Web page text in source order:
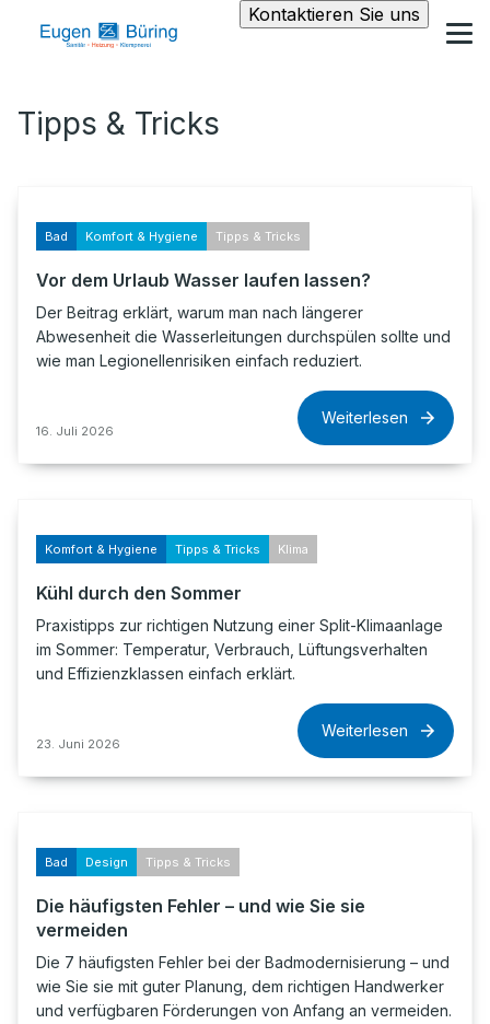
Kontaktieren Sie uns
Tipps & Tricks
Bad Komfort & Hygiene Tipps & Tricks
Vor dem Urlaub Wasser laufen lassen?
Der Beitrag erklärt, warum man nach längerer
Abwesenheit die Wasserleitungen durchspülen sollte und
wie man Legionellenrisiken einfach reduziert.
16. Juli 2026
Weiterlesen
Komfort & Hygiene Tipps & Tricks Klima
Kühl durch den Sommer
Praxistipps zur richtigen Nutzung einer Split-Klimaanlage
im Sommer: Temperatur, Verbrauch, Lüftungsverhalten
und Effizienzklassen einfach erklärt.
23. Juni 2026
Weiterlesen
Bad Design Tipps & Tricks
Die häufigsten Fehler – und wie Sie sie
vermeiden
Die 7 häufigsten Fehler bei der Badmodernisierung – und
wie Sie sie mit guter Planung, dem richtigen Handwerker
und verfügbaren Förderungen von Anfang an vermeiden.